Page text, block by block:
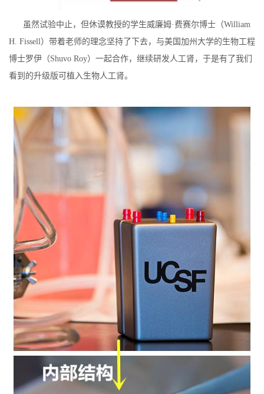
虽然试验中止，但休谟教授的学生威廉姆·费赛尔博士（William
H. Fissell）带着老师的理念坚持了下去，与美国加州大学的生物工程
博士罗伊（Shuvo Roy）一起合作，继续研发人工肾，于是有了我们
看到的升级版可植入生物人工肾。